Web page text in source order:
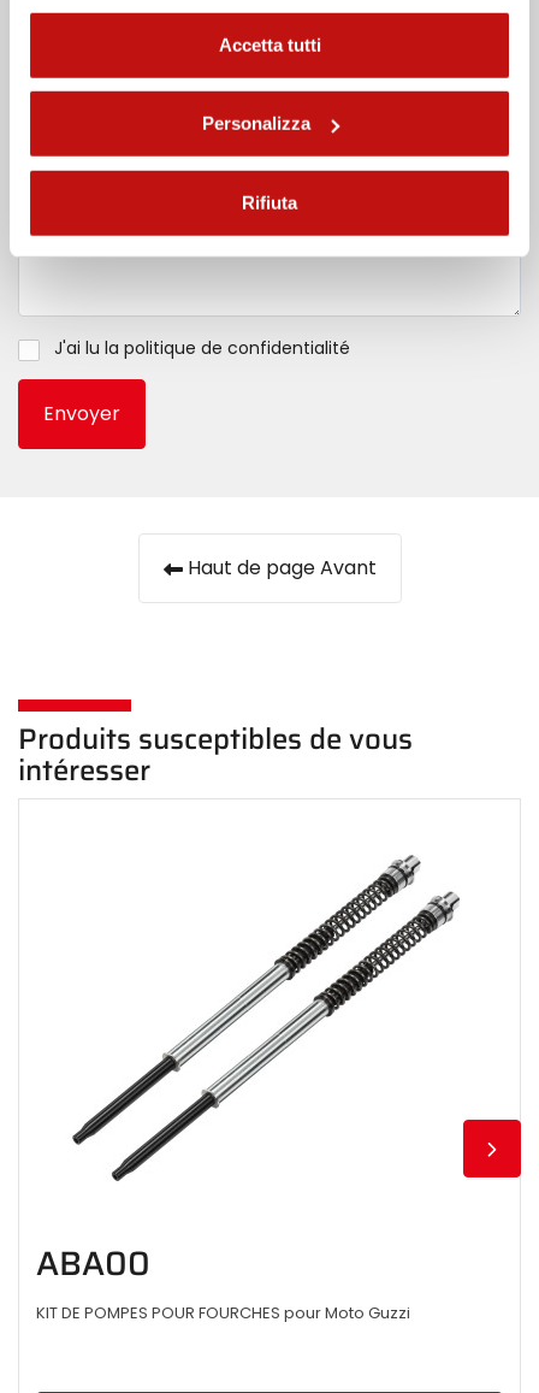
Accetta tutti
Personalizza
Rifiuta
Téléphone
J'ai lu la politique de confidentialité
Envoyer
Haut de page Avant
Produits susceptibles de vous
intéresser
ABA00
KIT DE POMPES POUR FOURCHES pour Moto Guzzi